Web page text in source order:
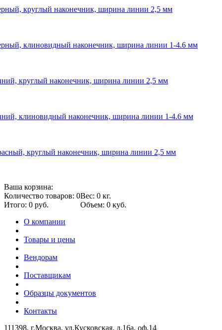
круглый наконечник, ширина линии 2,5 мм
клиновидный наконечник, ширина линии 1-4.6 мм
круглый наконечник, ширина линии 2,5 мм
клиновидный наконечник, ширина линии 1-4.6 мм
круглый наконечник, ширина линии 2,5 мм
Ваша корзина:
Количество товаров: 0Вес: 0 кг.
Итого: 0 руб.
Объем: 0 куб.
О компании
Товары и цены
Вендорам
Поставщикам
Образцы документов
Контакты
111398, г.Москва, ул.Кусковская, д.16а, оф.14